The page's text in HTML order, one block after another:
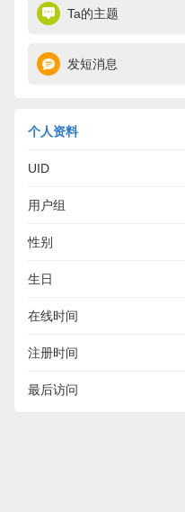
Ta的主题
发短消息
个人资料
UID
用户组
性别
生日
在线时间
注册时间
最后访问